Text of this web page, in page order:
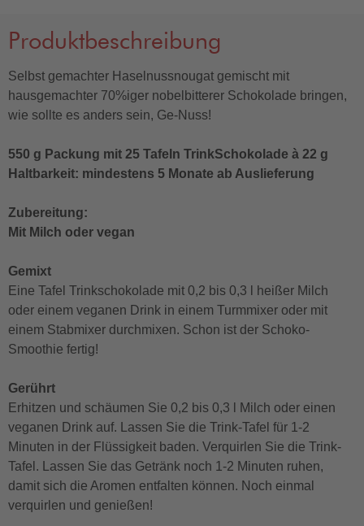
Produktbeschreibung
Selbst gemachter Haselnussnougat gemischt mit
hausgemachter 70%iger nobelbitterer Schokolade bringen,
wie sollte es anders sein, Ge-Nuss!
550 g Packung mit 25 Tafeln TrinkSchokolade à 22 g
Haltbarkeit: mindestens 5 Monate ab Auslieferung
Zubereitung:
Mit Milch oder vegan
Gemixt
Eine Tafel Trinkschokolade mit 0,2 bis 0,3 l heißer Milch
oder einem veganen Drink in einem Turmmixer oder mit
einem Stabmixer durchmixen. Schon ist der Schoko-
Smoothie fertig!
Gerührt
Erhitzen und schäumen Sie 0,2 bis 0,3 l Milch oder einen
veganen Drink auf. Lassen Sie die Trink-Tafel für 1-2
Minuten in der Flüssigkeit baden. Verquirlen Sie die Trink-
Tafel. Lassen Sie das Getränk noch 1-2 Minuten ruhen,
damit sich die Aromen entfalten können. Noch einmal
verquirlen und genießen!